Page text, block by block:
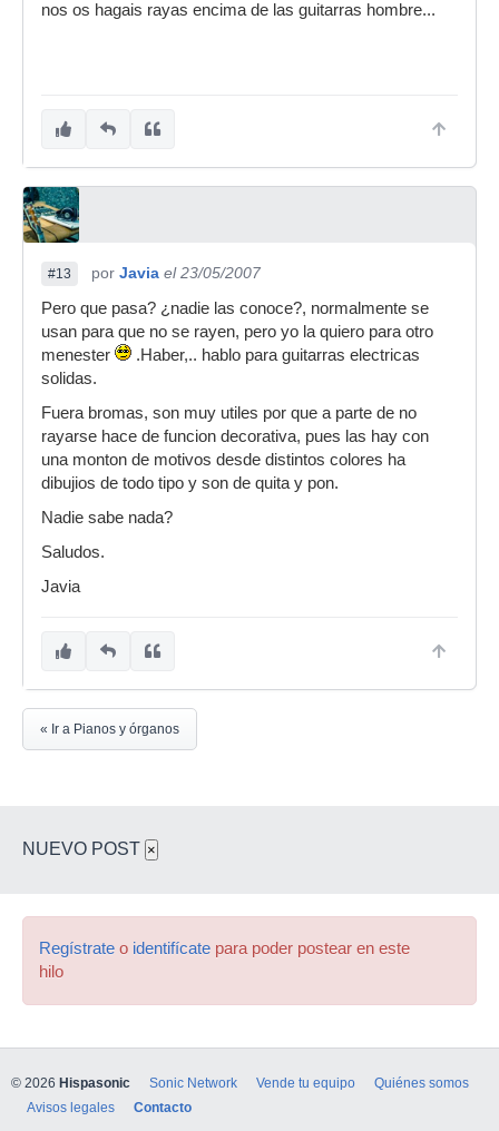
nos os hagais rayas encima de las guitarras hombre...
#13 por Javia el 23/05/2007
Pero que pasa? ¿nadie las conoce?, normalmente se
usan para que no se rayen, pero yo la quiero para otro
menester
.Haber,.. hablo para guitarras electricas
solidas.
Fuera bromas, son muy utiles por que a parte de no
rayarse hace de funcion decorativa, pues las hay con
una monton de motivos desde distintos colores ha
dibujios de todo tipo y son de quita y pon.
Nadie sabe nada?
Saludos.
Javia
« Ir a Pianos y órganos
NUEVO POST ×
Regístrate o identifícate para poder postear en este
hilo
© 2026 Hispasonic Sonic Network Vende tu equipo
Quiénes somos
Avisos legales
Contacto